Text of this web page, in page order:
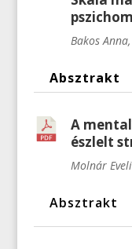
Bakos
Absztrakt
A
észlelt
Molnár
Absztrakt